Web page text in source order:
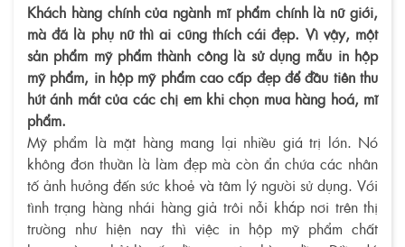
Khách hàng chính của ngành mĩ phẩm chính là nữ giới,
mà đã là phụ nữ thì ai cũng thích cái đẹp. Vì vậy, một
sản phẩm mỹ phẩm thành công là sử dụng mẫu in hộp
mỹ phẩm, in hộp mỹ phẩm cao cấp đẹp để đầu tiên thu
hút ánh mắt của các chị em khi chọn mua hàng hoá, mĩ
phẩm.
Mỹ phẩm là mặt hàng mang lại nhiều giá trị lớn. Nó
không đơn thuần là làm đẹp mà còn ẩn chứa các nhân
tố ảnh hưởng đến sức khoẻ và tâm lý người sử dụng. Với
tình trạng hàng nhái hàng giả trôi nỗi khắp nơi trên thị
trường như hiện nay thì việc in hộp mỹ phẩm chất